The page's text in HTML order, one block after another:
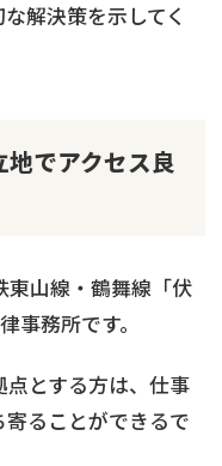
解決策を示してく
でアクセス良
東山線・鶴舞線「伏
事務所です。
とする方は、仕事
ることができるで